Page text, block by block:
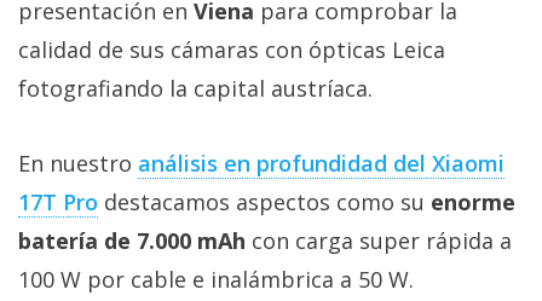
Profesional
temas
Sorteos
presentación en Viena para comprobar la
calidad de sus cámaras con ópticas Leica
fotografiando la capital austríaca.
En nuestro análisis en profundidad del Xiaomi
17T Pro destacamos aspectos como su enorme
batería de 7.000 mAh con carga super rápida a
100 W por cable e inalámbrica a 50 W.